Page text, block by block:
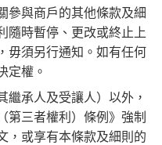
參與商戶的其他條款及細
隨時暫停、更改或終止上
毋須另行通知。如有任何
定權。
繼承人及受讓人）以外，
第三者權利）條例》強制
，或享有本條款及細則的